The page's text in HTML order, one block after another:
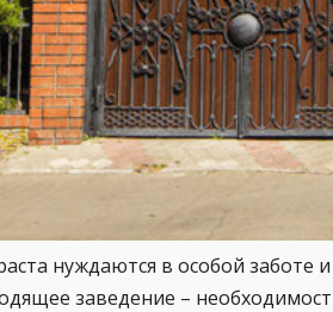
нуждаются в особой заботе
заведение –